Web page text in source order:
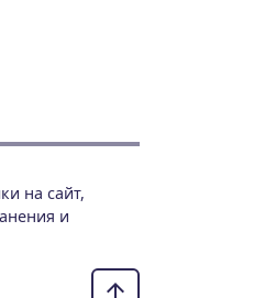
на сайт,
и